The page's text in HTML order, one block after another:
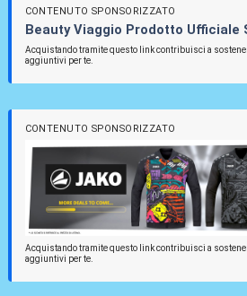
CONTENUTO SPONSORIZZATO
Beauty Viaggio Prodotto Ufficiale
Acquistando tramite questo link contribuisci a
aggiuntivi per te.
CONTENUTO SPONSORIZZATO
Acquistando tramite questo link contribuisci a
aggiuntivi per te.